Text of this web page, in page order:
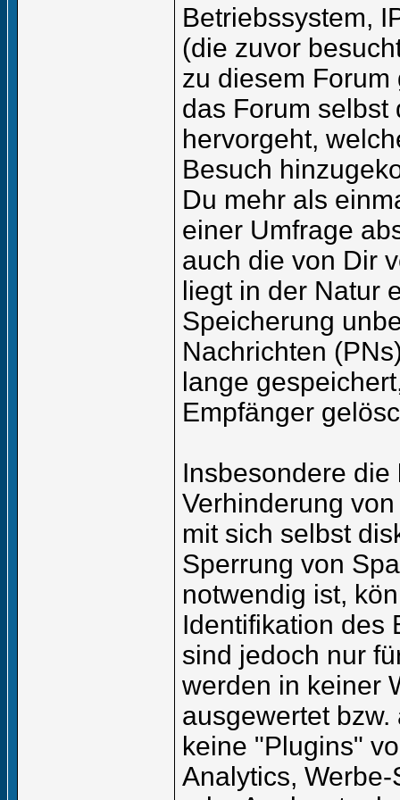
Betriebssystem,
(die zuvor
zu diesem
das Forum selbst
hervorgeht,
Besuch
Du mehr als
einer Umfrage
auch die von Dir
liegt in der Natur
Speicherung
Nachrichten
lange
Empfänger
Insbesondere die
Verhinderung
mit sich selbst
Sperrung von
notwendig ist,
Identifikation des
sind jedoch nur
werden in keiner
ausgewertet
keine "Plugins"
Analytics,